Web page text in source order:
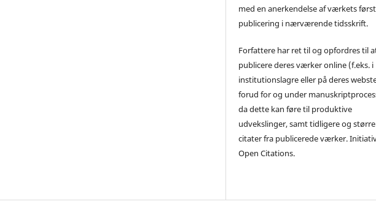
med en anerkendelse af værkets
publicering i nærværende tidsskrift.
Forfattere har ret til og opfordres til
publicere deres værker online (f.eks. i
institutionslagre eller på deres
forud for og under
da dette kan føre til produktive
udvekslinger, samt tidligere og større
citater fra publicerede værker.
Open Citations.